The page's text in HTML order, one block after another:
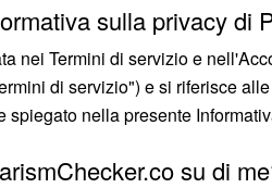
sulla privacy di
nei Termini di servizio e
di servizio") e si riferisce
nella presente
su di